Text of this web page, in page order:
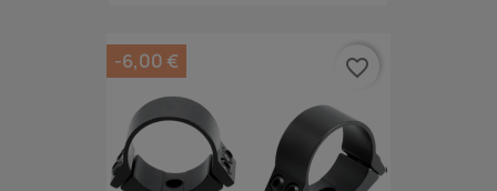
-6,00 € favorite_border